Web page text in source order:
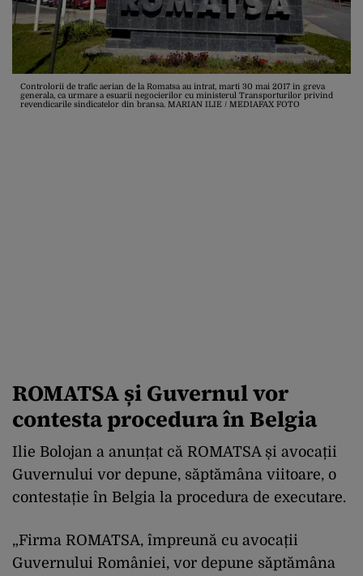
Controlorii de trafic aerian de la Romatsa au intrat, marti 30 mai 2017 in greva
generala, ca urmare a esuarii negocierilor cu ministerul Transporturilor privind
revendicarile sindicatelor din bransa. MARIAN ILIE / MEDIAFAX FOTO
ROMATSA și Guvernul vor
contesta procedura în Belgia
Ilie Bolojan a anunțat că ROMATSA și avocații
Guvernului vor depune, săptămâna viitoare, o
contestație în Belgia la procedura de executare.
„Firma ROMATSA, împreună cu avocații
Guvernului României, vor depune săptămâna